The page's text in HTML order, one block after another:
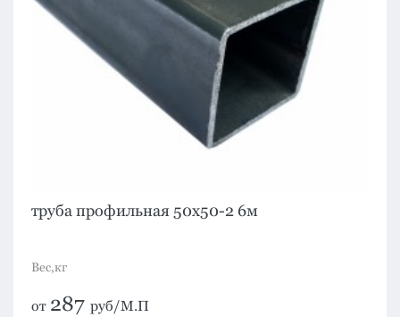
труба профильная 50х50-2 6м
Вес,кг
от 287 руб/М.П